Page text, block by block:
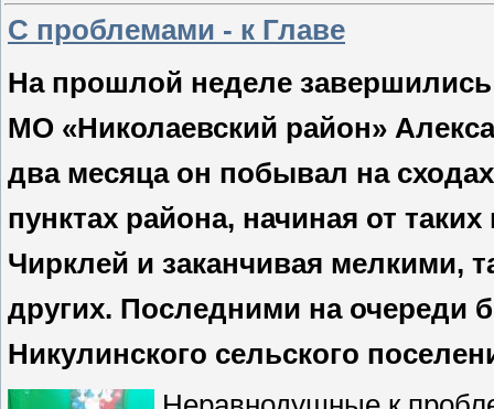
С проблемами - к Главе
На прошлой неделе
МО «Николаевский район»
два месяца он побывал на
пунктах района, начиная от
Чирклей и заканчивая мелкими,
других. Последними на очереди
Никулинского сельского